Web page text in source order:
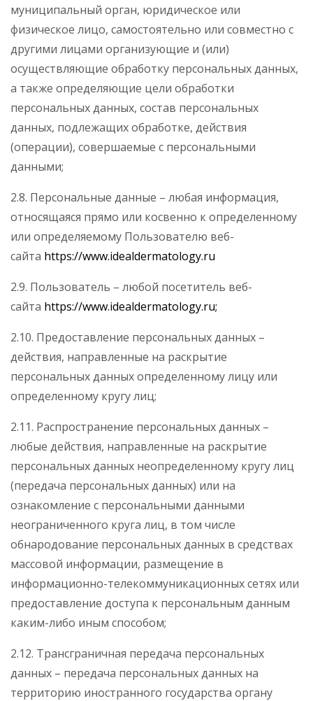
муниципальный орган, юридическое или
физическое лицо, самостоятельно или совместно с
другими лицами организующие и (или)
осуществляющие обработку персональных данных,
а также определяющие цели обработки
персональных данных, состав персональных
данных, подлежащих обработке, действия
(операции), совершаемые с персональными
данными;
2.8. Персональные данные – любая информация,
относящаяся прямо или косвенно к определенному
или определяемому Пользователю веб-
сайта https://www.idealdermatology.ru
2.9. Пользователь – любой посетитель веб-
сайта https://www.idealdermatology.ru;
2.10. Предоставление персональных данных –
действия, направленные на раскрытие
персональных данных определенному лицу или
определенному кругу лиц;
2.11. Распространение персональных данных –
любые действия, направленные на раскрытие
персональных данных неопределенному кругу лиц
(передача персональных данных) или на
ознакомление с персональными данными
неограниченного круга лиц, в том числе
обнародование персональных данных в средствах
массовой информации, размещение в
информационно-телекоммуникационных сетях или
предоставление доступа к персональным данным
каким-либо иным способом;
2.12. Трансграничная передача персональных
данных – передача персональных данных на
территорию иностранного государства органу